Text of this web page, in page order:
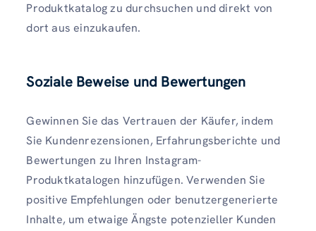
Produktkatalog zu durchsuchen und direkt von
dort aus einzukaufen.
Soziale Beweise und Bewertungen
Gewinnen Sie das Vertrauen der Käufer, indem
Sie Kundenrezensionen, Erfahrungsberichte und
Bewertungen zu Ihren Instagram-
Produktkatalogen hinzufügen. Verwenden Sie
positive Empfehlungen oder benutzergenerierte
Inhalte, um etwaige Ängste potenzieller Kunden